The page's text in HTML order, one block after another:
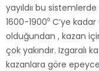
yayıldıı bu
1600-1900⁰ C’ye
olduğundan , kazan
çok yakındır. Izgaralı
kazanlara göre